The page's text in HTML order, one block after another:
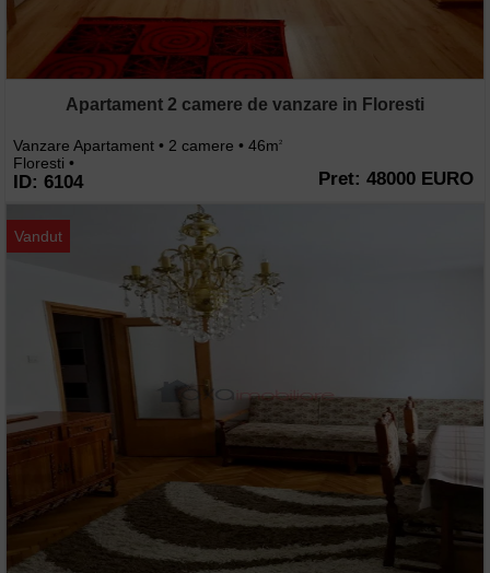
Apartament 2 camere de vanzare in Floresti
Vanzare Apartament • 2 camere • 46m2
Floresti •
ID: 6104 Pret: 48000 EURO
Vandut